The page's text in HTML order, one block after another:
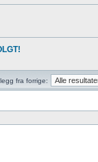
fra forrige: